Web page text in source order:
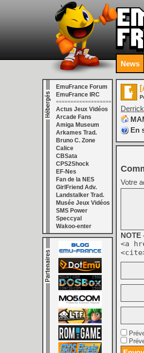
News
EmuFrance Forum
EmuFrance IRC
===================
Actus Jeux Vidéos
Arcade Fans
Amiga Museum
Arkames Trad.
Bruno C. Zone
Calice
CBSata
CPS2Shock
EF-Nes
Fan de la NES
GirlFriend Adv.
Landstalker Trad.
Musée Jeux Vidéos
SMS Power
Speccyal
Wakoo-enter
En
Votre
NOTE
<a